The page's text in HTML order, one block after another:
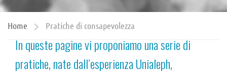
Home Pratiche di consapevolezza
In queste pagine vi proponiamo una serie di
pratiche, nate dall’esperienza Unialeph,